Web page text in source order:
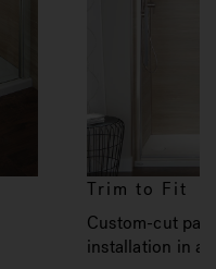
Trim to Fit
Custom-cut
installation in